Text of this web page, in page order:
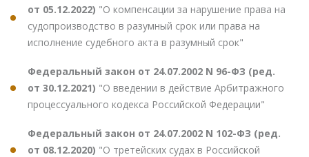
от 05.12.2022) "О компенсации за нарушение права на
судопроизводство в разумный срок или права на
исполнение судебного акта в разумный срок"
Федеральный закон от 24.07.2002 N 96-ФЗ (ред.
от 30.12.2021) "О введении в действие Арбитражного
процессуального кодекса Российской Федерации"
Федеральный закон от 24.07.2002 N 102-ФЗ (ред.
от 08.12.2020) "О третейских судах в Российской